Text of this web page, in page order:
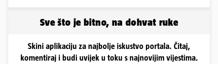
Sve što je bitno, na dohvat ruke
Skini aplikaciju za najbolje iskustvo portala. Čitaj,
komentiraj i budi uvijek u toku s najnovijim vijestima.